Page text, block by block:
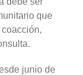
que
junio de